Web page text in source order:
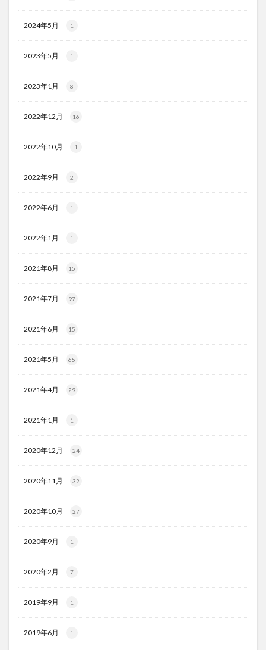
2024年5月 1
2023年5月 1
2023年1月 8
2022年12月 16
2022年10月 1
2022年9月 2
2022年6月 1
2022年1月 1
2021年8月 15
2021年7月 97
2021年6月 15
2021年5月 65
2021年4月 29
2021年1月 1
2020年12月 24
2020年11月 32
2020年10月 27
2020年9月 1
2020年2月 7
2019年9月 1
2019年6月 1